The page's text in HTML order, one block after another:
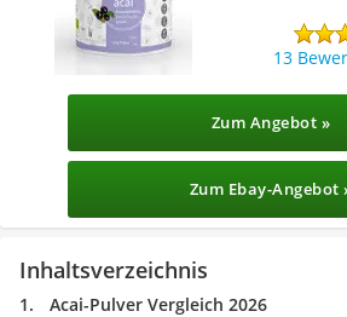
13
Zum Angebot »
Zum Ebay-Angebot
Inhaltsverzeichnis
Acai-Pulver Vergleich 2026